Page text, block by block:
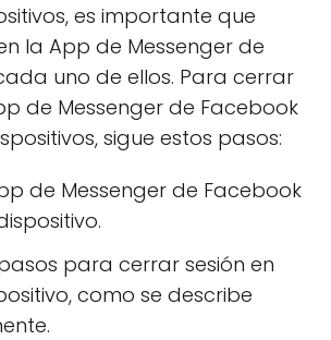
es importante que
la App de Messenger de
uno de ellos. Para cerrar
de Messenger de Facebook
sigue estos pasos:
de Messenger de Facebook
para cerrar sesión en
como se describe